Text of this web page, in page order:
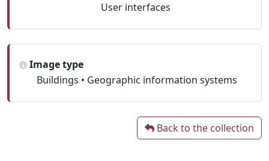
User interfaces
Image type
Buildings • Geographic information systems
Back to the collection